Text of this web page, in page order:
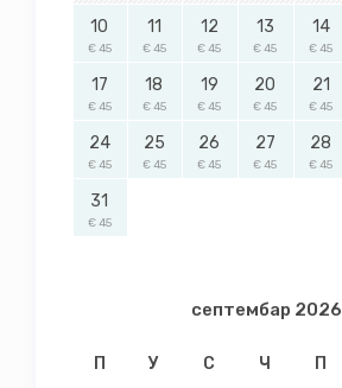
10
€ 45
11
€ 45
12
€ 45
13
€ 45
14
€ 45
17
€ 45
18
€ 45
19
€ 45
20
€ 45
21
€ 45
24
€ 45
25
€ 45
26
€ 45
27
€ 45
28
€ 45
31
€ 45
септембар 2026
П У С Ч П